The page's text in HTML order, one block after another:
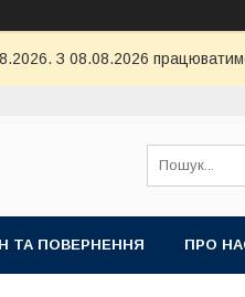
З 08.08.2026
ТА ПОВЕРНЕННЯ ПРО